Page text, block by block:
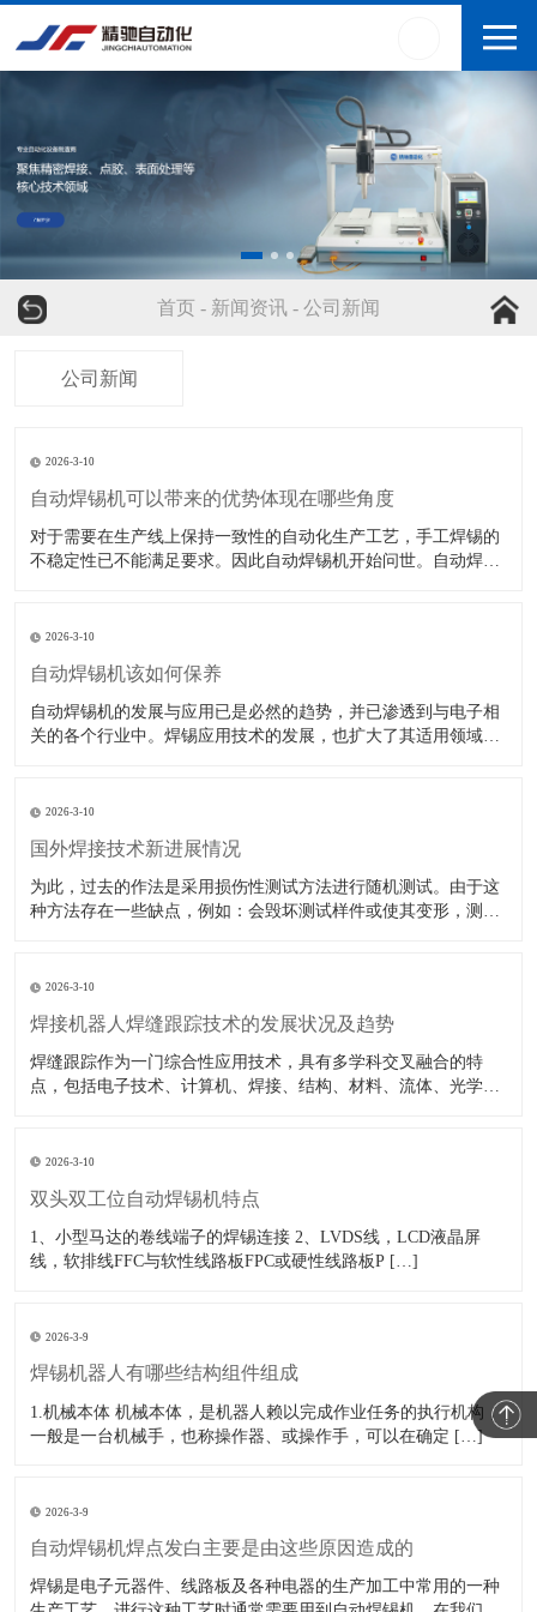
首页 - 新闻资讯 - 公司新闻
公司新闻
2026-3-10
自动焊锡机可以带来的优势体现在哪些角度
对于需要在生产线上保持一致性的自动化生产工艺，手工焊锡的
不稳定性已不能满足要求。因此自动焊锡机开始问世。自动焊
2026-3-10
自动焊锡机该如何保养
自动焊锡机的发展与应用已是必然的趋势，并已渗透到与电子相
关的各个行业中。焊锡应用技术的发展，也扩大了其适用领域
2026-3-10
国外焊接技术新进展情况
为此，过去的作法是采用损伤性测试方法进行随机测试。由于这
种方法存在一些缺点，例如：会毁坏测试样件或使其变形，测
2026-3-10
焊接机器人焊缝跟踪技术的发展状况及趋势
焊缝跟踪作为一门综合性应用技术，具有多学科交叉融合的特
点，包括电子技术、计算机、焊接、结构、材料、流体、光学、
2026-3-10
双头双工位自动焊锡机特点
1、小型马达的卷线端子的焊锡连接 2、LVDS线，LCD液晶屏
线，软排线FFC与软性线路板FPC或硬性线路板P […]
2026-3-9
焊锡机器人有哪些结构组件组成
1.机械本体 机械本体，是机器人赖以完成作业任务的执行机构，
一般是一台机械手，也称操作器、或操作手，可以在确定 […]
2026-3-9
自动焊锡机焊点发白主要是由这些原因造成的
焊锡是电子元器件、线路板及各种电器的生产加工中常用的一种